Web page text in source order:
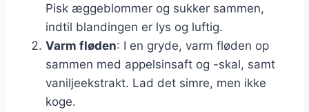
Pisk æggeblommer og sukker sammen,
indtil blandingen er lys og luftig.
Varm fløden: I en gryde, varm fløden op
sammen med appelsinsaft og -skal, samt
vaniljeekstrakt. Lad det simre, men ikke
koge.